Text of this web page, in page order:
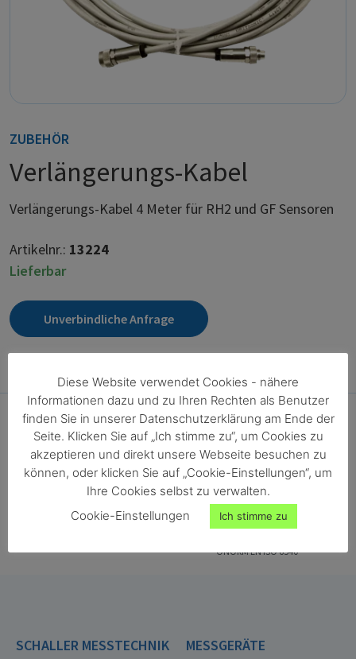
ZUBEHÖR
Verlängerungs-Kabel
Verlängerungs-Kabel 4 Meter für RH2 und GF Sensoren
Artikelnr.: 13224
Lieferbar
Unverbindliche Anfrage
ONORM EN ISO 18134-2
ONORM EN ISO 4684
ONORM EN ISO 13183-1
ONORM EN ISO 6540
SCHALLER MESSTECHNIK MESSGERÄTE
Diese Website verwendet Cookies - nähere
Informationen dazu und zu Ihren Rechten als Benutzer
finden Sie in unserer Datenschutzerklärung am Ende der
Seite. Klicken Sie auf „Ich stimme zu“, um Cookies zu
akzeptieren und direkt unsere Webseite besuchen zu
können, oder klicken Sie auf „Cookie-Einstellungen“, um
Ihre Cookies selbst zu verwalten.
Cookie-Einstellungen
Ich stimme zu